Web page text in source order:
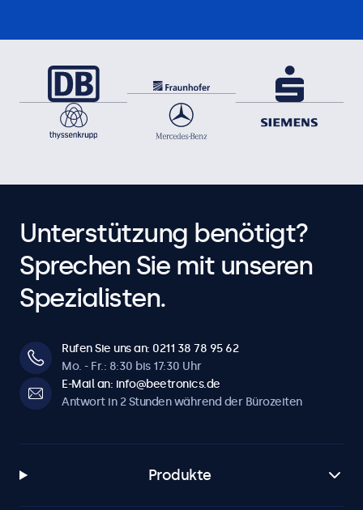
Unterstützung benötigt?
Sprechen Sie mit unseren
Spezialisten.
Rufen Sie uns an: 0211 38 78 95 62
Mo. - Fr.: 8:30 bis 17:30 Uhr
E-Mail an: info@beetronics.de
Antwort in 2 Stunden während der Bürozeiten
Produkte